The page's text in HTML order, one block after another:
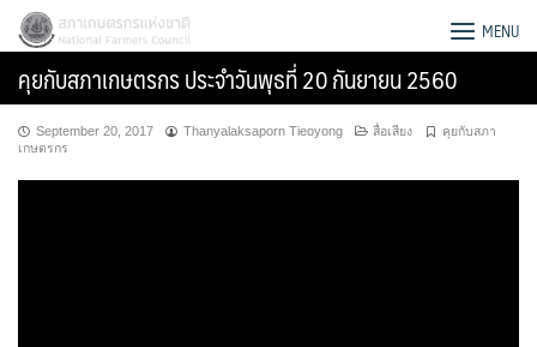
Skip
content
สภาเกษตรกรแห่งชาติ MENU
คุยกับสภาเกษตรกร ประจำวันพุธที่ 20 กันยายน 2560
September 20, 2017 Thanyalaksaporn Tieoyong สื่อเสียง
คุยกับสภา
เกษตรกร